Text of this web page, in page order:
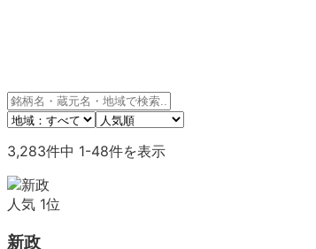
3,283件中 1-48件を表示
人気 1位
新政